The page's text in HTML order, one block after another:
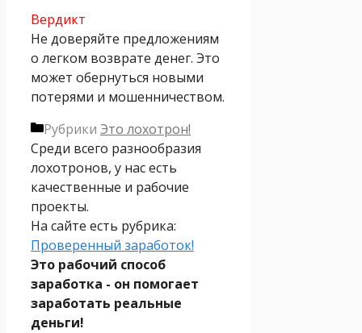
Вердикт
Не доверяйте предложениям
о легком возврате денег. Это
может обернуться новыми
потерями и мошенничеством.
Рубрики Это лохотрон!
Среди всего разнообразия
лохотронов, у нас есть
качественные и рабочие
проекты.
На сайте есть рубрика:
Проверенный заработок!
Это рабочий способ
заработка - он помогает
заработать реальные
деньги!